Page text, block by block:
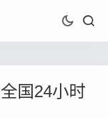
国24小时